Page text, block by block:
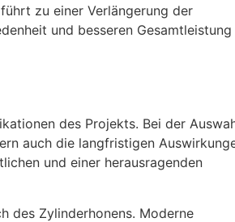
zu einer Verlängerung der
und besseren Gesamtleistung
des Projekts. Bei der
auch die langfristigen
und einer herausragenden
des Zylinderhonens. Moderne